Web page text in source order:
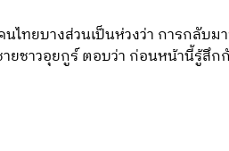
ทยบางส่วนเป็นห่วงว่า การกลับม
ยชาวอุยกูร์ ตอบว่า ก่อนหน้านี้รู้สึ